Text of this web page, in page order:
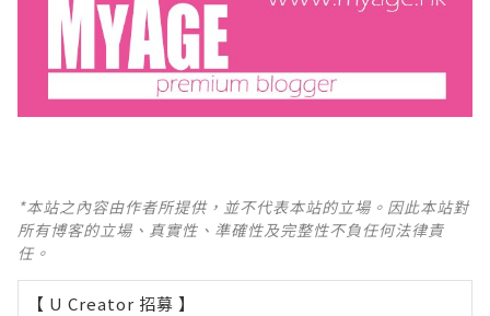
*本站之內容由作者所提供，並不代表本站的立場。因此本站對
所有博客的立場、真實性、準確性及完整性不負任何法律責
任。
【 U Creator 招募 】